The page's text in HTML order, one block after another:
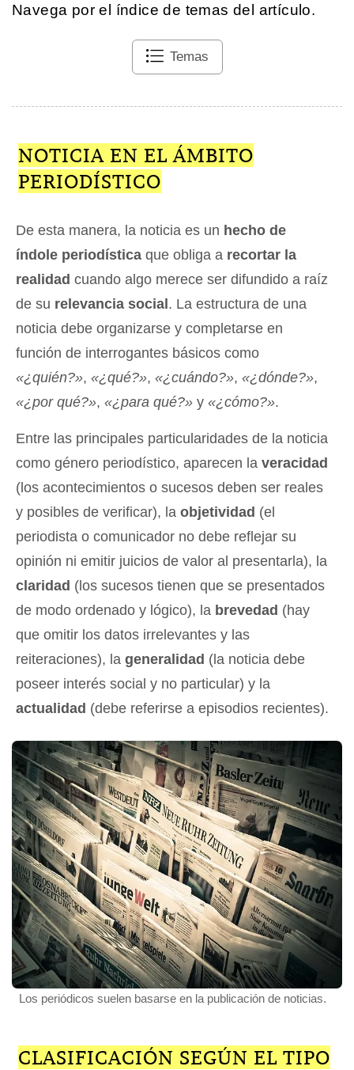
Navega por el índice de temas del artículo.
Temas
NOTICIA EN EL ÁMBITO
PERIODÍSTICO
De esta manera, la noticia es un hecho de
índole periodística que obliga a recortar la
realidad cuando algo merece ser difundido a raíz
de su relevancia social. La estructura de una
noticia debe organizarse y completarse en
función de interrogantes básicos como
«¿quién?», «¿qué?», «¿cuándo?», «¿dónde?»,
«¿por qué?», «¿para qué?» y «¿cómo?».
Entre las principales particularidades de la noticia
como género periodístico, aparecen la veracidad
(los acontecimientos o sucesos deben ser reales
y posibles de verificar), la objetividad (el
periodista o comunicador no debe reflejar su
opinión ni emitir juicios de valor al presentarla), la
claridad (los sucesos tienen que se presentados
de modo ordenado y lógico), la brevedad (hay
que omitir los datos irrelevantes y las
reiteraciones), la generalidad (la noticia debe
poseer interés social y no particular) y la
actualidad (debe referirse a episodios recientes).
Los periódicos suelen basarse en la publicación de noticias.
CLASIFICACIÓN SEGÚN EL TIPO